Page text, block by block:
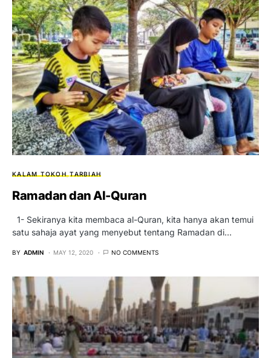
KALAM TOKOH TARBIAH
Ramadan dan Al-Quran
1- Sekiranya kita membaca al-Quran, kita hanya akan temui
satu sahaja ayat yang menyebut tentang Ramadan di…
BY ADMIN MAY 12, 2020 NO COMMENTS